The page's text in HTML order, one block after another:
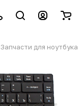
Запчасти для ноутбука